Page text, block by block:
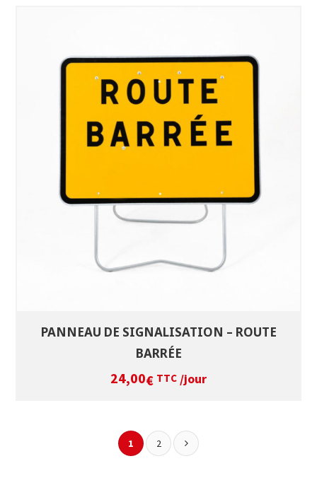
SÉLECTIONNEZ LES DATES
PANNEAU DE SIGNALISATION – ROUTE
BARRÉE
24,00€ TTC /jour
1 2